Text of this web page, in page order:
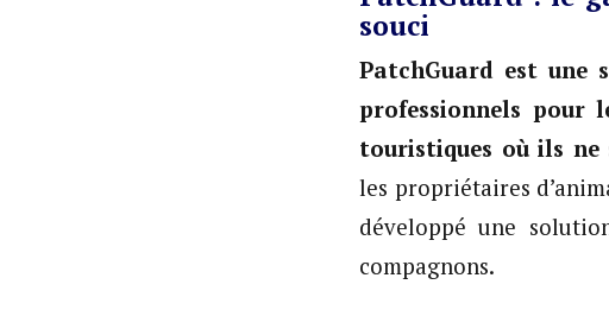
souci
PatchGuard est une
professionnels pour
touristiques où ils ne
les propriétaires
développé une
compagnons.